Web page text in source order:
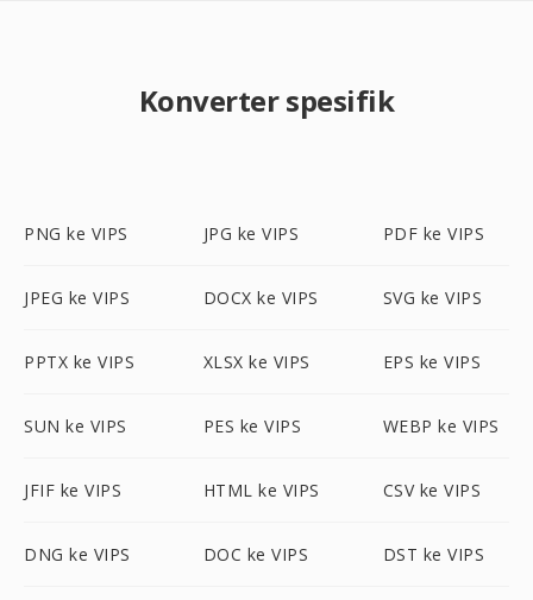
Konverter spesifik
PNG ke VIPS JPG ke VIPS PDF ke VIPS
JPEG ke VIPS DOCX ke VIPS SVG ke VIPS
PPTX ke VIPS XLSX ke VIPS EPS ke VIPS
SUN ke VIPS PES ke VIPS WEBP ke VIPS
JFIF ke VIPS HTML ke VIPS CSV ke VIPS
DNG ke VIPS DOC ke VIPS DST ke VIPS